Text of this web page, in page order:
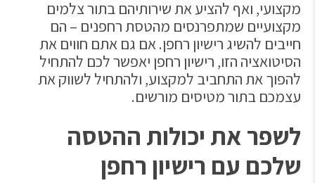
מקצועי, ואף להציע את שירותיהם בתור צלמים
מקצועיים שמתפרנסים מהטסת רחפנים – הם
חייבים להשיג רישיון רחפן. אם גם אתם חווים את
הסיטואציה הזו, רישיון רחפן יאפשר לכם להתחיל
להפוך את התחביב למקצוע, ולהתחיל לשווק את
עצמכם בתור מטיסים מורשים.
לשפר את יכולות ההטסה
שלכם עם רישיון רחפן